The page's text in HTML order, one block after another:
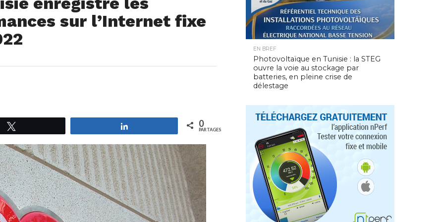
sur l’Internet fixe
0
PARTAGES
EN BREF
Photovoltaïque en Tunisie : la STEG
ouvre la voie au stockage par
batteries, en pleine crise de
délestage